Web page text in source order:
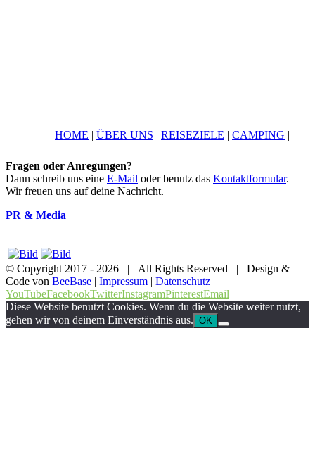
HOME | ÜBER UNS | REISEZIELE | CAMPING |
Fragen oder Anregungen?
Dann schreib uns eine E-Mail oder benutz das Kontaktformular.
Wir freuen uns auf deine Nachricht.
PR & Media
© Copyright 2017 - 2026 | All Rights Reserved | Design &
Code von BeeBase | Impressum | Datenschutz
YouTubeFacebookTwitterInstagramPinterestEmail
Diese Website benutzt Cookies. Wenn du die Website weiter nutzt,
gehen wir von deinem Einverständnis aus. OK